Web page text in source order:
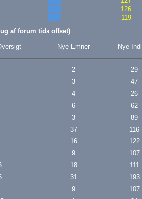
126
119
af forum tids offset)
Nye Emner Nye
2 29
3 47
4 26
6 62
3 89
37 116
16 122
9 107
18 111
31 193
9 107